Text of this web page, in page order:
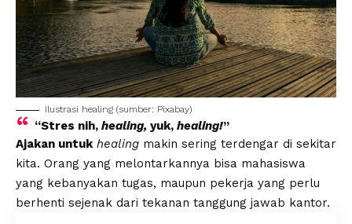
Ilustrasi healing (sumber: Pixabay)
“Stres nih, healing, yuk, healing!”
Ajakan untuk healing makin sering terdengar di sekitar
kita. Orang yang melontarkannya bisa mahasiswa
yang kebanyakan tugas, maupun pekerja yang perlu
berhenti sejenak dari tekanan tanggung jawab kantor.